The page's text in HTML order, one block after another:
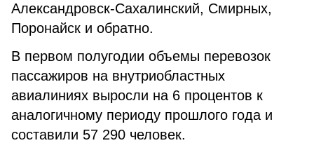
Александровск-Сахалинский, Смирных,
Поронайск и обратно.
В первом полугодии объемы перевозок
пассажиров на внутриобластных
авиалиниях выросли на 6 процентов к
аналогичному периоду прошлого года и
составили 57 290 человек.